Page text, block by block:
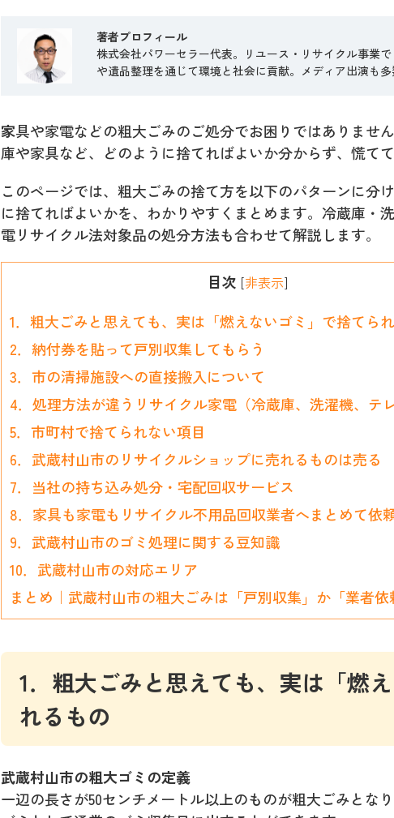
著者プロフィール
株式会社パワーセラー代表。リユース・リサイクル事業
や遺品整理を通じて環境と社会に貢献。メディア出演も多
家具や家電などの粗大ごみのご処分でお困りではありませ
庫や家具など、どのように捨てればよいか分からず、慌て
このページでは、粗大ごみの捨て方を以下のパターンに分
に捨てればよいかを、わかりやすくまとめます。冷蔵庫・
電リサイクル法対象品の処分方法も合わせて解説します。
目次 [非表示]
1．粗大ごみと思えても、実は「燃えないゴミ」で捨てら
2．納付券を貼って戸別収集してもらう
3．市の清掃施設への直接搬入について
4．処理方法が違うリサイクル家電（冷蔵庫、洗濯機、テ
5．市町村で捨てられない項目
6．武蔵村山市のリサイクルショップに売れるものは売る
7．当社の持ち込み処分・宅配回収サービス
8．家具も家電もリサイクル不用品回収業者へまとめて依
9．武蔵村山市のゴミ処理に関する豆知識
10．武蔵村山市の対応エリア
まとめ｜武蔵村山市の粗大ごみは「戸別収集」か「業者依
1．粗大ごみと思えても、実は「燃
れるもの
武蔵村山市の粗大ゴミの定義
一辺の長さが50センチメートル以上のものが粗大ごみとな